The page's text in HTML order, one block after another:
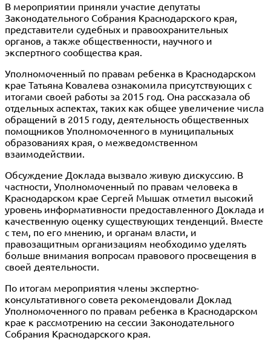
В мероприятии приняли участие депутаты
Законодательного Собрания Краснодарского края,
представители судебных и правоохранительных
органов, а также общественности, научного и
экспертного сообщества края.
Уполномоченный по правам ребенка в Краснодарском
крае Татьяна Ковалева ознакомила присутствующих с
итогами своей работы за 2015 год. Она рассказала об
отдельных аспектах, таких как общее увеличение числа
обращений в 2015 году, деятельность общественных
помощников Уполномоченного в муниципальных
образованиях края, о межведомственном
взаимодействии.
Обсуждение Доклада вызвало живую дискуссию. В
частности, Уполномоченный по правам человека в
Краснодарском крае Сергей Мышак отметил высокий
уровень информативности предоставленного Доклада и
качественную оценку существующих тенденций. Вместе
с тем, по его мнению, и органам власти, и
правозащитным организациям необходимо уделять
больше внимания вопросам правового просвещения в
своей деятельности.
По итогам мероприятия члены экспертно-
консультативного совета рекомендовали Доклад
Уполномоченного по правам ребенка в Краснодарском
крае к рассмотрению на сессии Законодательного
Собрания Краснодарского края.